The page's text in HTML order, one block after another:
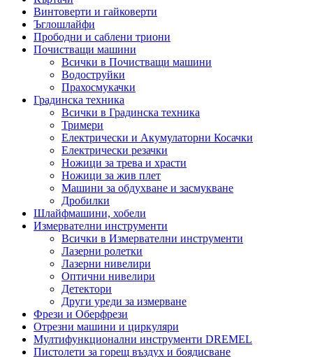
Винтоверти и гайковерти
Ъглошлайфи
Прободни и саблени триони
Почистващи машини
Всички в Почистващи машини
Водоструйки
Прахосмукачки
Градинска техника
Всички в Градинска техника
Тримери
Електрически и Акумулаторни Косачки
Електрически резачки
Ножици за трева и храсти
Ножици за жив плет
Машини за обдухване и засмукване
Дробилки
Шлайфмашини, хобели
Измервателни инструменти
Всички в Измервателни инструменти
Лазерни ролетки
Лазерни нивелири
Оптични нивелири
Детектори
Други уреди за измерване
Фрези и Оберфрези
Отрезни машини и циркуляри
Мултифункционални инструменти DREMEL
Пистолети за горещ въздух и боядисване